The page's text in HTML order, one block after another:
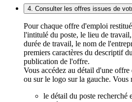
4. Consulter les offres issues de
Pour chaque offre d'emploi
l'intitulé du poste, le lieu de
durée de travail, le nom de
premiers caractères du descriptif
publication de l'offre.
Vous accédez au détail d'une
ou sur le logo sur la gauche. Vous
le détail du poste recherché